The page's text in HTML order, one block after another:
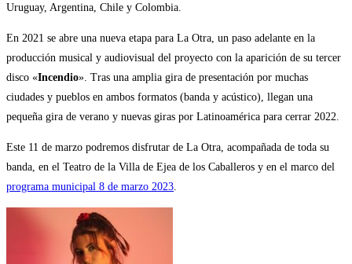
Uruguay, Argentina, Chile y Colombia.
En 2021 se abre una nueva etapa para La Otra, un paso adelante en la
producción musical y audiovisual del proyecto con la aparición de su tercer
disco «Incendio». Tras una amplia gira de presentación por muchas
ciudades y pueblos en ambos formatos (banda y acústico), llegan una
pequeña gira de verano y nuevas giras por Latinoamérica para cerrar 2022.
Este 11 de marzo podremos disfrutar de La Otra, acompañada de toda su
banda, en el Teatro de la Villa de Ejea de los Caballeros y en el marco del
programa municipal 8 de marzo 2023